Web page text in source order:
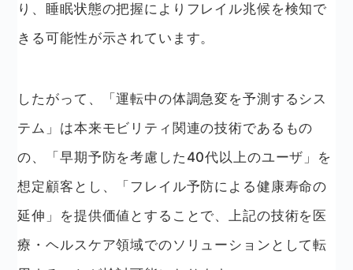
り、睡眠状態の把握によりフレイル兆候を検知で
きる可能性が示されています。
したがって、「運転中の体調急変を予測するシス
テム」は本来モビリティ関連の技術であるもの
の、「早期予防を考慮した40代以上のユーザ」を
想定顧客とし、「フレイル予防による健康寿命の
延伸」を提供価値とすることで、上記の技術を医
療・ヘルスケア領域でのソリューションとして転